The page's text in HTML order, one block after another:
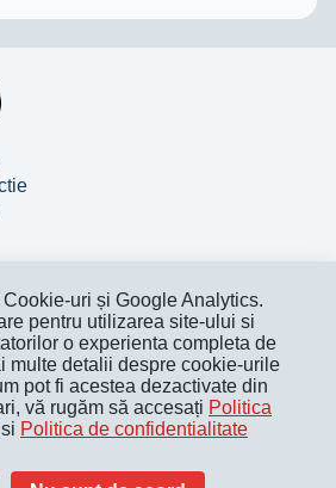
uri și Google Analytics.
pentru utilizarea site-ului si
o experienta completa de
multe detalii despre cookie-urile
pot fi acestea dezactivate din
vă rugăm să accesați Politica
si Politica de confidentialitate